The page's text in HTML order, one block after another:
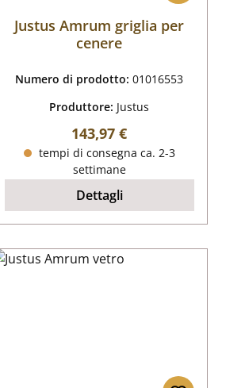
Justus Amrum griglia per
cenere
Numero di prodotto:01016553
Produttore: Justus
Prezzo normale:
143,97 €
tempi di consegna ca. 2-3
settimane
Dettagli